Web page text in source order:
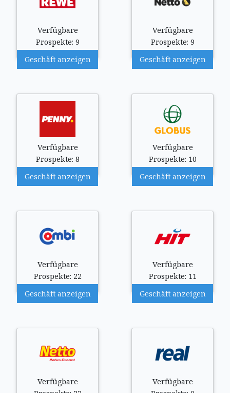
Verfügbare
Prospekte: 9
Geschäft anzeigen
Verfügbare
Prospekte: 9
Geschäft anzeigen
Verfügbare
Prospekte: 8
Geschäft anzeigen
Verfügbare
Prospekte: 10
Geschäft anzeigen
Verfügbare
Prospekte: 22
Geschäft anzeigen
Verfügbare
Prospekte: 11
Geschäft anzeigen
Verfügbare
Verfügbare